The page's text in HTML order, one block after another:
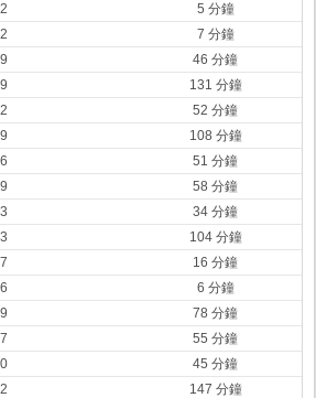
5 分鐘
7 分鐘
46 分鐘
131 分鐘
52 分鐘
108 分鐘
51 分鐘
58 分鐘
34 分鐘
104 分鐘
16 分鐘
6 分鐘
78 分鐘
55 分鐘
45 分鐘
147 分鐘